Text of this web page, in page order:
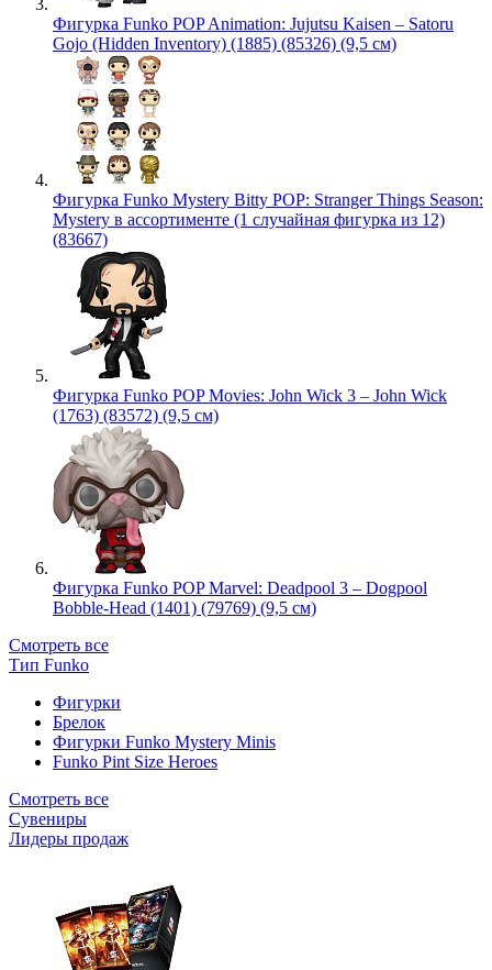
Фигурка Funko POP Animation: Jujutsu Kaisen – Satoru
Gojo (Hidden Inventory) (1885) (85326) (9,5 см)
Фигурка Funko Mystery Bitty POP: Stranger Things Season:
Mystery в ассортименте (1 случайная фигурка из 12)
(83667)
Фигурка Funko POP Movies: John Wick 3 – John Wick
(1763) (83572) (9,5 см)
Фигурка Funko POP Marvel: Deadpool 3 – Dogpool
Bobble-Head (1401) (79769) (9,5 см)
Смотреть все
Тип Funko
Фигурки
Брелок
Фигурки Funko Mystery Minis
Funko Pint Size Heroes
Смотреть все
Сувениры
Лидеры продаж